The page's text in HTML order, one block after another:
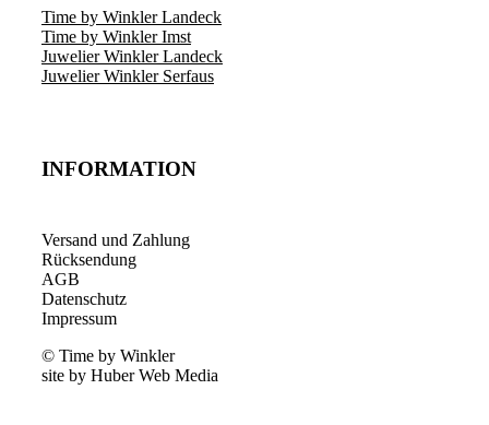
Time by Winkler Landeck
Time by Winkler Imst
Juwelier Winkler Landeck
Juwelier Winkler Serfaus
INFORMATION
Versand und Zahlung
Rücksendung
AGB
Datenschutz
Impressum
© Time by Winkler
site by Huber Web Media